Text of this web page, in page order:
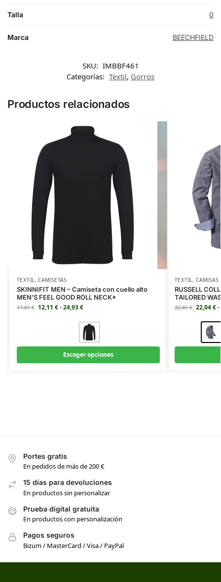
Talla 0
Marca BEECHFIELD
SKU: IMBBF461
Categorías: Textil, Gorros
Productos relacionados
TEXTIL,CAMISETAS
SKINNIFIT MEN – Camiseta con cuello alto
MEN’S FEEL GOOD ROLL NECK*
17,81€ 12,11 €-24,93€
Escoger opciones
TEXTIL,CAMISAS
RUSSELL
TAILORED
32,41€ 22,04€-
Portes gratis
En pedidos de más de 200 €
15 días para devoluciones
En productos sin personalizar
Prueba digital gratuita
En productos con personalización
Pagos seguros
Bizum / MasterCard / Visa / PayPal